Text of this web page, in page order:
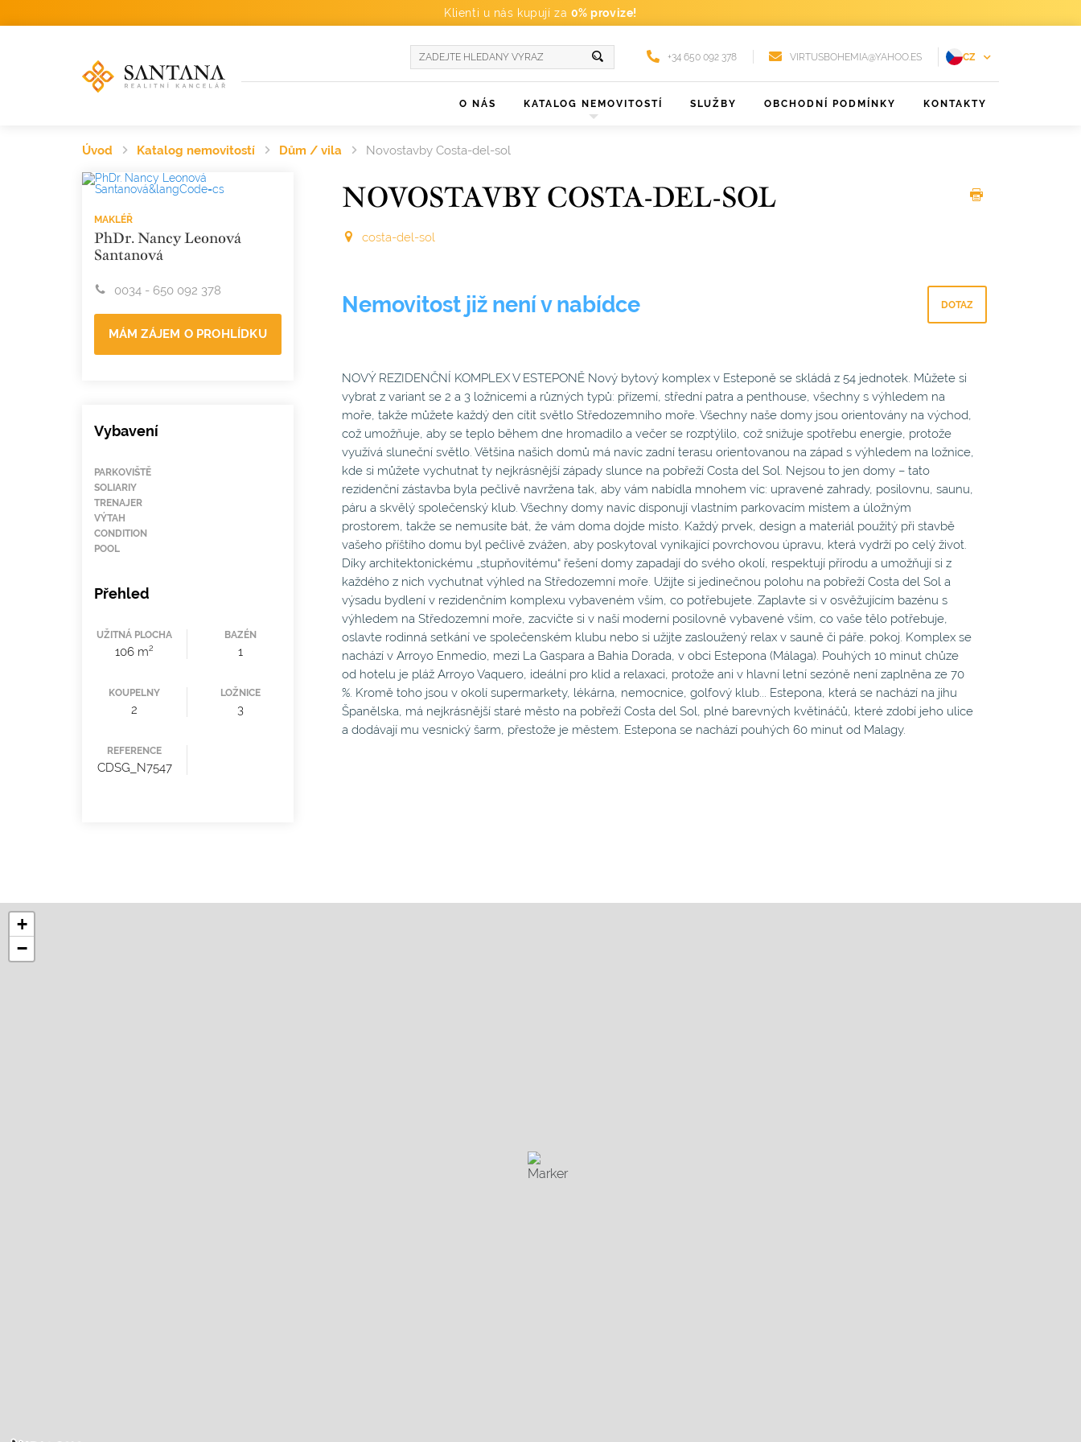
Klienti u nás kupují za 0% provize!
+34 650 092 378 VIRTUSBOHEMIA@YAHOO.ES CZ
RU
O NÁS KATALOG NEMOVITOSTÍ SLUŽBY OBCHODNÍ PODMÍNKY KONTAKTY
Úvod Katalog nemovitostí Dům / vila Novostavby Costa-del-sol
NOVOSTAVBY COSTA-DEL-SOL
costa-del-sol
Nemovitost již není v nabídce DOTAZ
NOVÝ REZIDENČNÍ KOMPLEX V ESTEPONĚ Nový bytový komplex v Esteponě se skládá z 54 jednotek. Můžete si
vybrat z variant se 2 a 3 ložnicemi a různých typů: přízemí, střední patra a penthouse, všechny s výhledem na
moře, takže můžete každý den cítit světlo Středozemního moře. Všechny naše domy jsou orientovány na východ,
což umožňuje, aby se teplo během dne hromadilo a večer se rozptýlilo, což snižuje spotřebu energie, protože
využívá sluneční světlo. Většina našich domů má navíc zadní terasu orientovanou na západ s výhledem na ložnice,
kde si můžete vychutnat ty nejkrásnější západy slunce na pobřeží Costa del Sol. Nejsou to jen domy – tato
rezidenční zástavba byla pečlivě navržena tak, aby vám nabídla mnohem víc: upravené zahrady, posilovnu, saunu,
páru a skvělý společenský klub. Všechny domy navíc disponují vlastním parkovacím místem a úložným
prostorem, takže se nemusíte bát, že vám doma dojde místo. Každý prvek, design a materiál použitý při stavbě
vašeho příštího domu byl pečlivě zvážen, aby poskytoval vynikající povrchovou úpravu, která vydrží po celý život.
Díky architektonickému „stupňovitému“ řešení domy zapadají do svého okolí, respektují přírodu a umožňují si z
každého z nich vychutnat výhled na Středozemní moře. Užijte si jedinečnou polohu na pobřeží Costa del Sol a
výsadu bydlení v rezidenčním komplexu vybaveném vším, co potřebujete. Zaplavte si v osvěžujícím bazénu s
výhledem na Středozemní moře, zacvičte si v naší moderní posilovně vybavené vším, co vaše tělo potřebuje,
oslavte rodinná setkání ve společenském klubu nebo si užijte zasloužený relax v sauně či páře. pokoj. Komplex se
nachází v Arroyo Enmedio, mezi La Gaspara a Bahia Dorada, v obci Estepona (Málaga). Pouhých 10 minut chůze
od hotelu je pláž Arroyo Vaquero, ideální pro klid a relaxaci, protože ani v hlavní letní sezóně není zaplněna ze 70
%. Kromě toho jsou v okolí supermarkety, lékárna, nemocnice, golfový klub... Estepona, která se nachází na jihu
Španělska, má nejkrásnější staré město na pobřeží Costa del Sol, plné barevných květináčů, které zdobí jeho ulice
a dodávají mu vesnický šarm, přestože je městem. Estepona se nachází pouhých 60 minut od Malagy.
MAKLÉŘ
PhDr. Nancy Leonová
Santanová
0034 - 650 092 378
MÁM ZÁJEM O PROHLÍDKU
Vybavení
PARKOVIŠTĚ
SOLIARIY
TRENAJER
VÝTAH
CONDITION
POOL
Přehled
UŽITNÁ PLOCHA
106 m2
BAZÉN
1
KOUPELNY
2
LOŽNICE
3
REFERENCE
CDSG_N7547
+
−